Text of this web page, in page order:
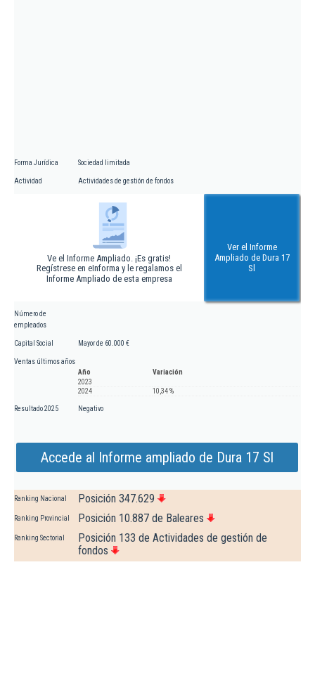
Forma Jurídica Sociedad limitada
Actividad Actividades de gestión de fondos
Ve el Informe Ampliado. ¡Es gratis!
Regístrese en eInforma y le regalamos el
Informe Ampliado de esta empresa
Ver el Informe
Ampliado de Dura 17
Sl
Número de
empleados
Capital Social Mayor de 60.000 €
Ventas últimos años
Año
Variación
2023
2024
10,34 %
Resultado 2025 Negativo
Accede al Informe ampliado de Dura 17 Sl
Ranking Nacional Posición 347.629
Ranking Provincial Posición 10.887 de Baleares
Ranking Sectorial
Posición 133 de Actividades de gestión de
fondos